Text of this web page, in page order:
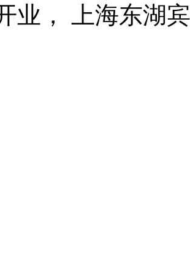
业， 上海东